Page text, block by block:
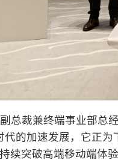
总裁兼终端事业部总
的加速发展，它正为
续突破高端移动端体